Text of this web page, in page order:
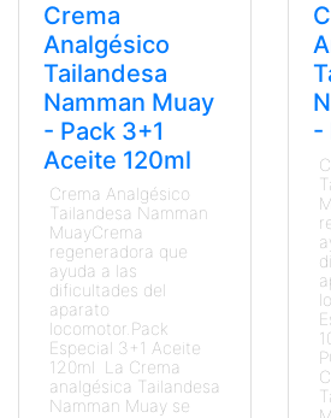
Crema
Analgésico
Tailandesa
Namman Muay
- Pack 3+1
Aceite 120ml
Crema Analgésico
Tailandesa Namman
MuayCrema
regeneradora que
ayuda a las
dificultades del
aparato
locomotor.Pack
Especial 3+1 Aceite
120ml La Crema
analgésica Tailandesa
Namman Muay se
-